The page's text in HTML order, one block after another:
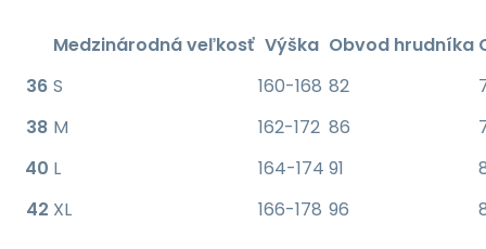
Medzinárodná veľkosť Výška Obvod hrudníka
36 S 160-168 82
38 M 162-172 86
40 L 164-174 91
42 XL 166-178 96